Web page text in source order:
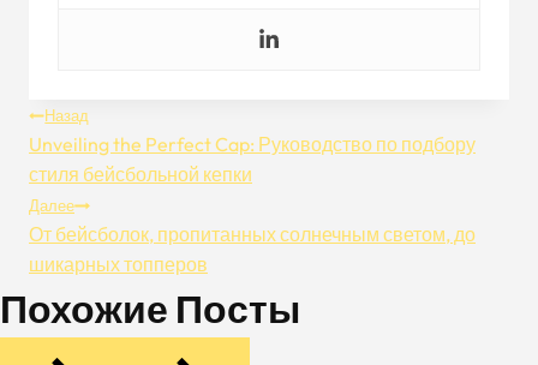
Навигация
По
Записям
Назад
Unveiling the Perfect Cap: Руководство по подбору
стиля бейсбольной кепки
Далее
От бейсболок, пропитанных солнечным светом, до
шикарных топперов
Похожие Посты